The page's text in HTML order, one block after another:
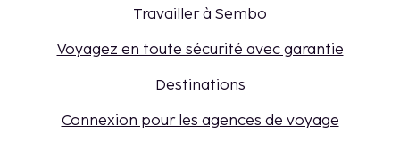
Travailler à Sembo
Voyagez en toute sécurité avec garantie
Destinations
Connexion pour les agences de voyage